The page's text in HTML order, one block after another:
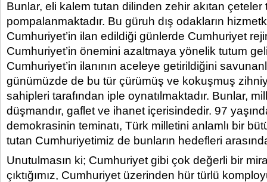
Bunlar, eli kalem tutan dilinden zehir akıtan çeteler
pompalanmaktadır. Bu güruh dış odakların
Cumhuriyet’in ilan edildiği günlerde Cumhuriyet
Cumhuriyet’in önemini azaltmaya yönelik tutum
Cumhuriyet’in ilanının aceleye getirildiğini
günümüzde de bu tür çürümüş ve kokuşmuş
sahipleri tarafından iple oynatılmaktadır. Bunlar,
düşmandır, gaflet ve ihanet içerisindedir. 97
demokrasinin teminatı, Türk milletini anlamlı bir
tutan Cumhuriyetimiz de bunların hedefleri
Unutulmasın ki; Cumhuriyet gibi çok değerli bir
çıktığımız, Cumhuriyet üzerinden hür türlü